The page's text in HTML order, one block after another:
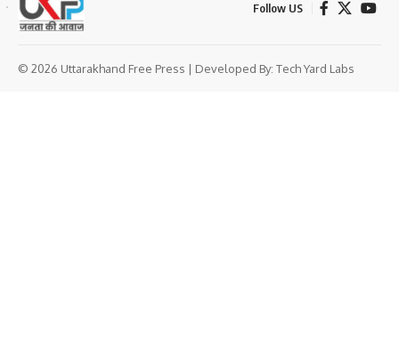
Follow US
© 2026 Uttarakhand Free Press | Developed By: Tech Yard Labs